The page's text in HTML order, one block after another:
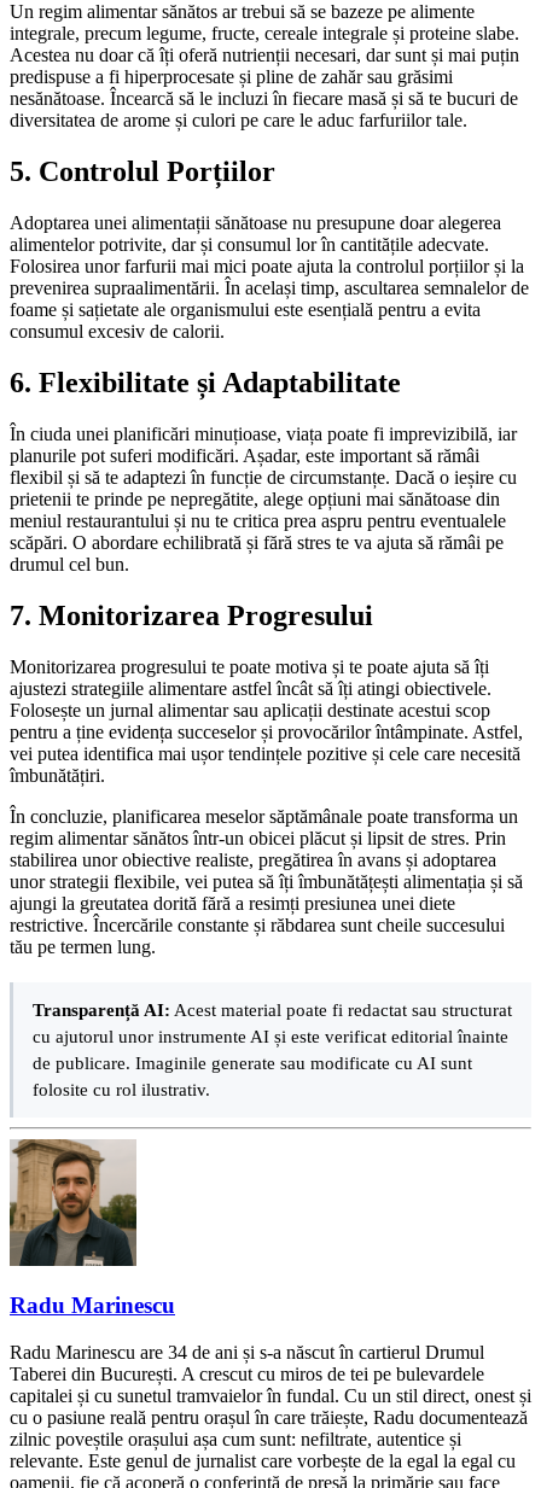
Un regim alimentar sănătos ar trebui să se bazeze pe alimente
integrale, precum legume, fructe, cereale integrale și proteine slabe.
Acestea nu doar că îți oferă nutrienții necesari, dar sunt și mai puțin
predispuse a fi hiperprocesate și pline de zahăr sau grăsimi
nesănătoase. Încearcă să le incluzi în fiecare masă și să te bucuri de
diversitatea de arome și culori pe care le aduc farfuriilor tale.
5. Controlul Porțiilor
Adoptarea unei alimentații sănătoase nu presupune doar alegerea
alimentelor potrivite, dar și consumul lor în cantitățile adecvate.
Folosirea unor farfurii mai mici poate ajuta la controlul porțiilor și la
prevenirea supraalimentării. În același timp, ascultarea semnalelor de
foame și sațietate ale organismului este esențială pentru a evita
consumul excesiv de calorii.
6. Flexibilitate și Adaptabilitate
În ciuda unei planificări minuțioase, viața poate fi imprevizibilă, iar
planurile pot suferi modificări. Așadar, este important să rămâi
flexibil și să te adaptezi în funcție de circumstanțe. Dacă o ieșire cu
prietenii te prinde pe nepregătite, alege opțiuni mai sănătoase din
meniul restaurantului și nu te critica prea aspru pentru eventualele
scăpări. O abordare echilibrată și fără stres te va ajuta să rămâi pe
drumul cel bun.
7. Monitorizarea Progresului
Monitorizarea progresului te poate motiva și te poate ajuta să îți
ajustezi strategiile alimentare astfel încât să îți atingi obiectivele.
Folosește un jurnal alimentar sau aplicații destinate acestui scop
pentru a ține evidența succeselor și provocărilor întâmpinate. Astfel,
vei putea identifica mai ușor tendințele pozitive și cele care necesită
îmbunătățiri.
În concluzie, planificarea meselor săptămânale poate transforma un
regim alimentar sănătos într-un obicei plăcut și lipsit de stres. Prin
stabilirea unor obiective realiste, pregătirea în avans și adoptarea
unor strategii flexibile, vei putea să îți îmbunătățești alimentația și să
ajungi la greutatea dorită fără a resimți presiunea unei diete
restrictive. Încercările constante și răbdarea sunt cheile succesului
tău pe termen lung.
Transparență AI: Acest material poate fi redactat sau structurat
cu ajutorul unor instrumente AI și este verificat editorial înainte
de publicare. Imaginile generate sau modificate cu AI sunt
folosite cu rol ilustrativ.
Radu Marinescu
Radu Marinescu are 34 de ani și s-a născut în cartierul Drumul
Taberei din București. A crescut cu miros de tei pe bulevardele
capitalei și cu sunetul tramvaielor în fundal. Cu un stil direct, onest și
cu o pasiune reală pentru orașul în care trăiește, Radu documentează
zilnic poveștile orașului așa cum sunt: nefiltrate, autentice și
relevante. Este genul de jurnalist care vorbește de la egal la egal cu
oamenii, fie că acoperă o conferință de presă la primărie sau face